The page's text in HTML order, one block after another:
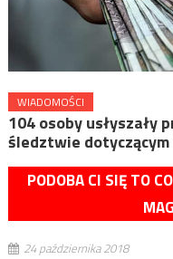
WIADOMOŚCI
104 osoby
śledztwie
PODOBA CI SIĘ TO
24 października 2018